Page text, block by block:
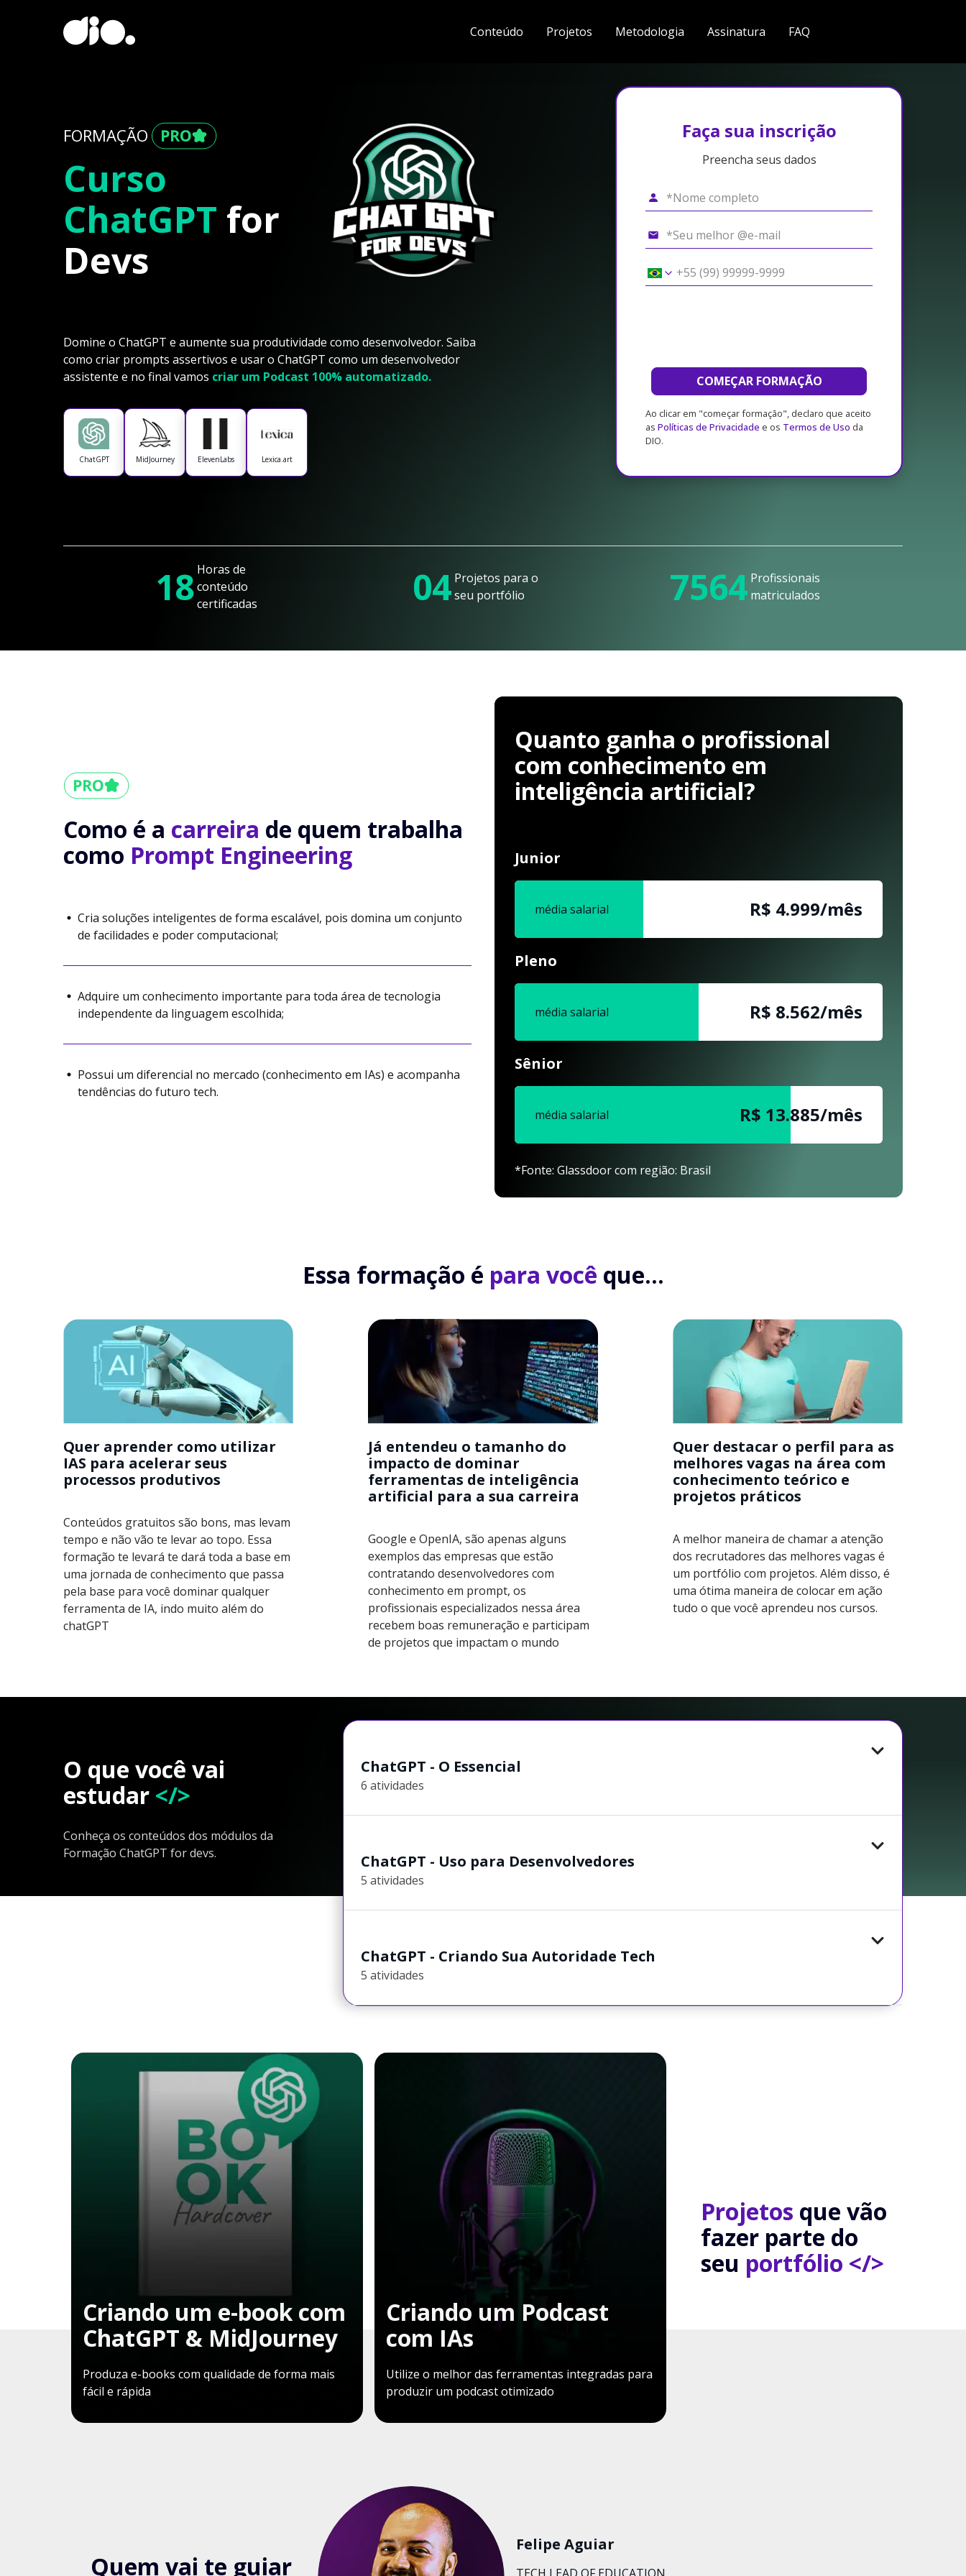
Conteúdo Projetos Metodologia Assinatura FAQ
FORMAÇÃO
Curso
ChatGPT for
Devs
Domine o ChatGPT e aumente sua produtividade como desenvolvedor. Saiba
como criar prompts assertivos e usar o ChatGPT como um desenvolvedor
assistente e no final vamos criar um Podcast 100% automatizado.
ChatGPT MidJourney ElevenLabs Lexica.art
Faça sua inscrição
Preencha seus dados
COMEÇAR FORMAÇÃO
Ao clicar em "começar formação", declaro que aceito
as Políticas de Privacidade e os Termos de Uso da
DIO.
18 Horas de
conteúdo
certificadas
04 Projetos para o
seu portfólio
7564 Profissionais
matriculados
Como é a carreira de quem trabalha
como Prompt Engineering
Cria soluções inteligentes de forma escalável, pois domina um conjunto
de facilidades e poder computacional;
Adquire um conhecimento importante para toda área de tecnologia
independente da linguagem escolhida;
Possui um diferencial no mercado (conhecimento em IAs) e acompanha
tendências do futuro tech.
Quanto ganha o profissional
com conhecimento em
inteligência artificial?
Junior
média salarial R$ 5.000/mês
Pleno
média salarial R$ 8.563/mês
Sênior
média salarial R$ 13.886/mês
*Fonte: Glassdoor com região: Brasil
Essa formação é para você que...
Quer aprender como utilizar
IAS para acelerar seus
processos produtivos
Conteúdos gratuitos são bons, mas levam
tempo e não vão te levar ao topo. Essa
formação te levará te dará toda a base em
uma jornada de conhecimento que passa
pela base para você dominar qualquer
ferramenta de IA, indo muito além do
chatGPT
Já entendeu o tamanho do
impacto de dominar
ferramentas de inteligência
artificial para a sua carreira
Google e OpenIA, são apenas alguns
exemplos das empresas que estão
contratando desenvolvedores com
conhecimento em prompt, os
profissionais especializados nessa área
recebem boas remuneração e participam
de projetos que impactam o mundo
Quer destacar o perfil para as
melhores vagas na área com
conhecimento teórico e
projetos práticos
A melhor maneira de chamar a atenção
dos recrutadores das melhores vagas é
um portfólio com projetos. Além disso, é
uma ótima maneira de colocar em ação
tudo o que você aprendeu nos cursos.
O que você vai
estudar </>
Conheça os conteúdos dos módulos da
Formação ChatGPT for devs.
ChatGPT - O Essencial
6 atividades
ChatGPT - Uso para Desenvolvedores
5 atividades
ChatGPT - Criando Sua Autoridade Tech
5 atividades
Projetos que vão
fazer parte do
seu portfólio </>
Criando um e-book com
ChatGPT & MidJourney
Produza e-books com qualidade de forma mais
fácil e rápida
Criando um Podcast
com IAs
Utilize o melhor das ferramentas integradas para
produzir um podcast otimizado
Quem vai te guiar
Felipe Aguiar